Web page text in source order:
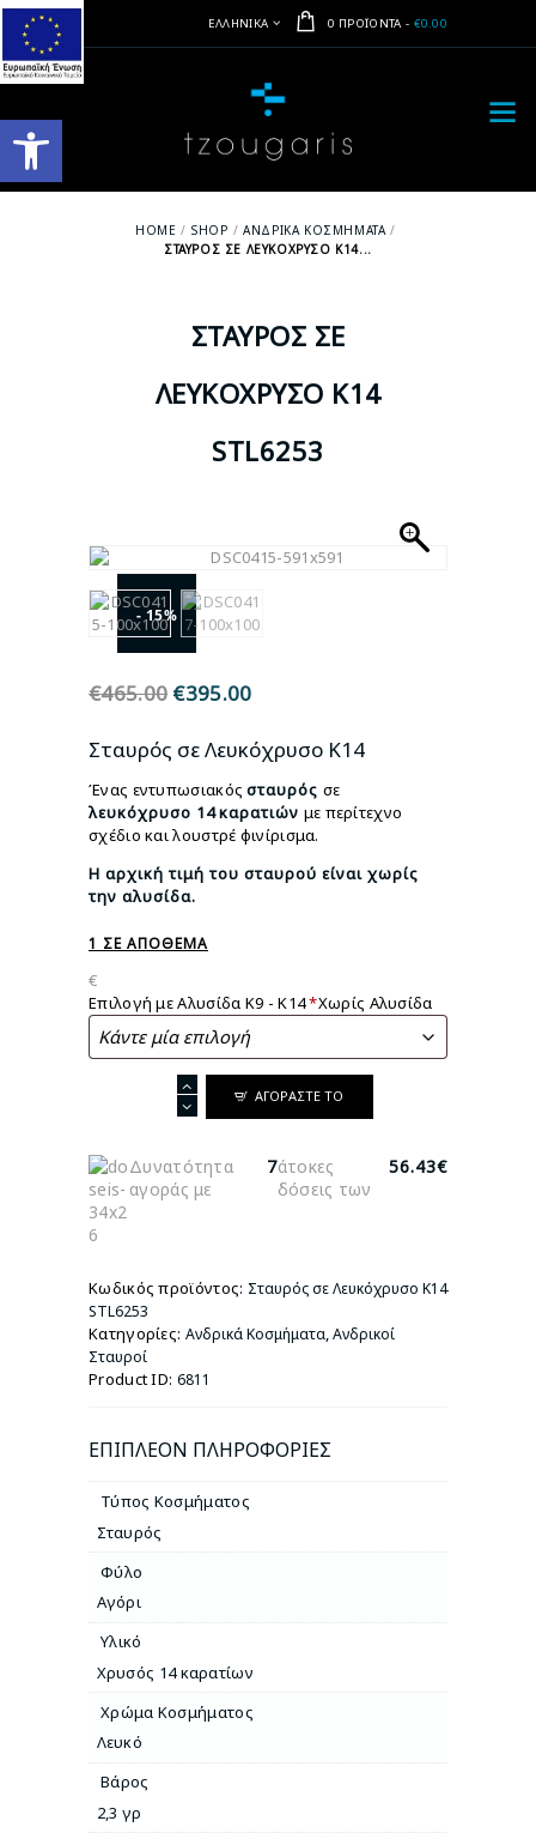
Ανοίξτε τη γραμμή εργαλείων
ΕΛΛΗΝΙΚΆ 0 ΠΡΟΪΌΝΤΑ - €0.00
HOME SHOP
ΑΝΔΡΙΚΆ ΚΟΣΜΉΜΑΤΑ
ΣΤΑΥΡΌΣ ΣΕ ΛΕΥΚΌΧΡΥΣΟ Κ14...
ΣΤΑΥΡΌΣ ΣΕ
ΛΕΥΚΌΧΡΥΣΟ Κ14
STL6253
- 15%
€465.00 Original
was:
€395.00
τιμή
είναι:
€395.00.
Σταυρός σε Λευκόχρυσο Κ14
Ένας εντυπωσιακόςσταυρός σε
λευκόχρυσο 14καρατιών με περίτεχνο
σχέδιο και λουστρέ φινίρισμα.
Η αρχική τιμή του σταυρού είναι χωρίς
την αλυσίδα.
1 ΣΕ ΑΠΌΘΕΜΑ
€
Επιλογή με Αλυσίδα K9 - Κ14*Χωρίς Αλυσίδα
Κ14
STL6253
ποσότητα
ΑΓΟΡΆΣΤΕ ΤΟ
Δυνατότητα
αγοράς με
7άτοκες
δόσεις των
56.43€
Κωδικός προϊόντος: Σταυρός σε Λευκόχρυσο Κ14
STL6253
Κατηγορίες: Ανδρικά Κοσμήματα ,Ανδρικοί
Σταυροί
Product ID: 6811
ΕΠΙΠΛΈΟΝ ΠΛΗΡΟΦΟΡΊΕΣ
Τύπος Κοσμήματος
Σταυρός
Φύλο
Αγόρι
Υλικό
Χρυσός 14 καρατίων
Χρώμα Κοσμήματος
Λευκό
Βάρος
2,3 γρ